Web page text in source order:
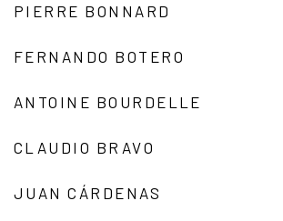
PIERRE BONNARD
FERNANDO BOTERO
ANTOINE BOURDELLE
CLAUDIO BRAVO
JUAN CÁRDENAS